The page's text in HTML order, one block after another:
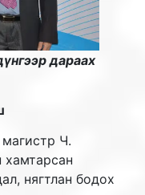
дараах
Ч.
нягтлан бодох